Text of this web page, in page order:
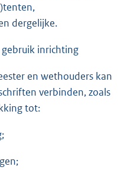
dergelijke.
inrichting
en wethouders kan
verbinden, zoals
tot: